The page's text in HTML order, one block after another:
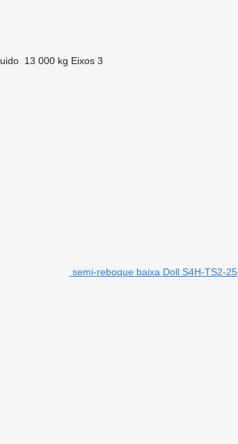
13 000 kg Eixos 3
semi-reboque baixa Doll S4H-TS2-25